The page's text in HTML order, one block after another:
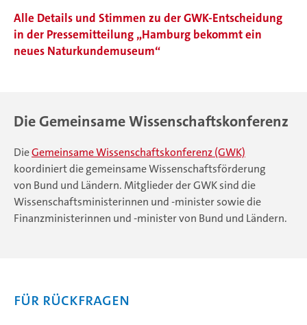
Alle Details und Stimmen zu der GWK-Entscheidung
in der Pressemitteilung „Hamburg bekommt ein
neues Naturkundemuseum“
Die Gemeinsame Wissenschaftskonferenz
DieGemeinsame Wissenschaftskonferenz (GWK)
koordiniert die gemeinsame Wissenschaftsförderung
von Bund und Ländern. Mitglieder der GWK sind die
Wissenschaftsministerinnen und -minister sowie die
Finanzministerinnen und -minister von Bund und Ländern.
Für Rückfragen